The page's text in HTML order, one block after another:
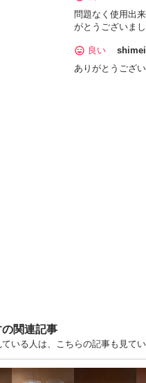
問題なく使用出
がとうございまし
良い
shimei
ありがとうござい
関連記事
る人は、こちらの記事も見てい